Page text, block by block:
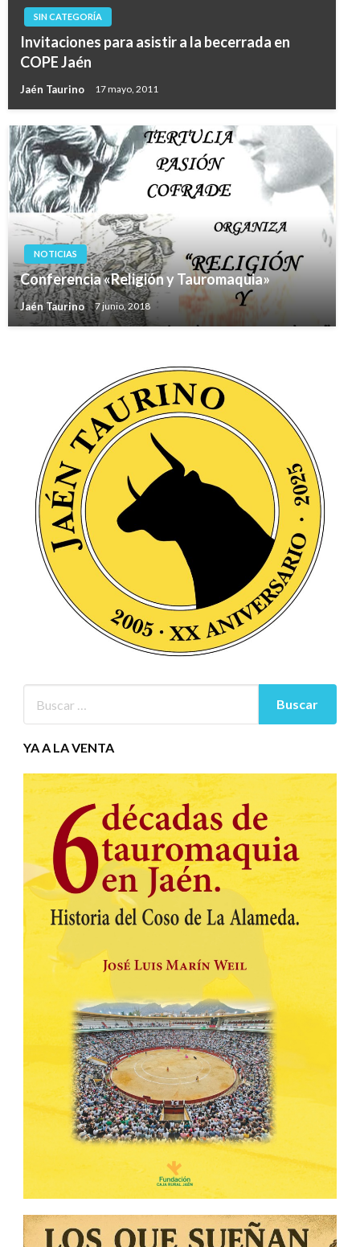
SIN CATEGORÍA
Invitaciones para asistir a la becerrada en
COPE Jaén
Jaén Taurino 17 mayo, 2011
NOTICIAS
Conferencia «Religión y Tauromaquia»
Jaén Taurino 7 junio, 2018
YA A LA VENTA